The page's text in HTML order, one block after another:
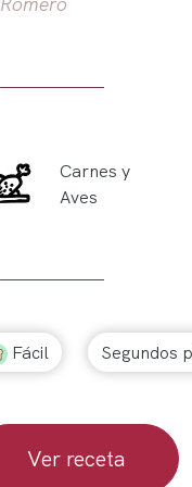
Carnes y
Aves
Fácil Segundos
Ver receta